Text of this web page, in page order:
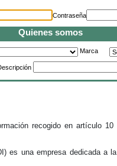
Quienes somos
Contraseña
Marca
recogido en artículo
una empresa dedicada a